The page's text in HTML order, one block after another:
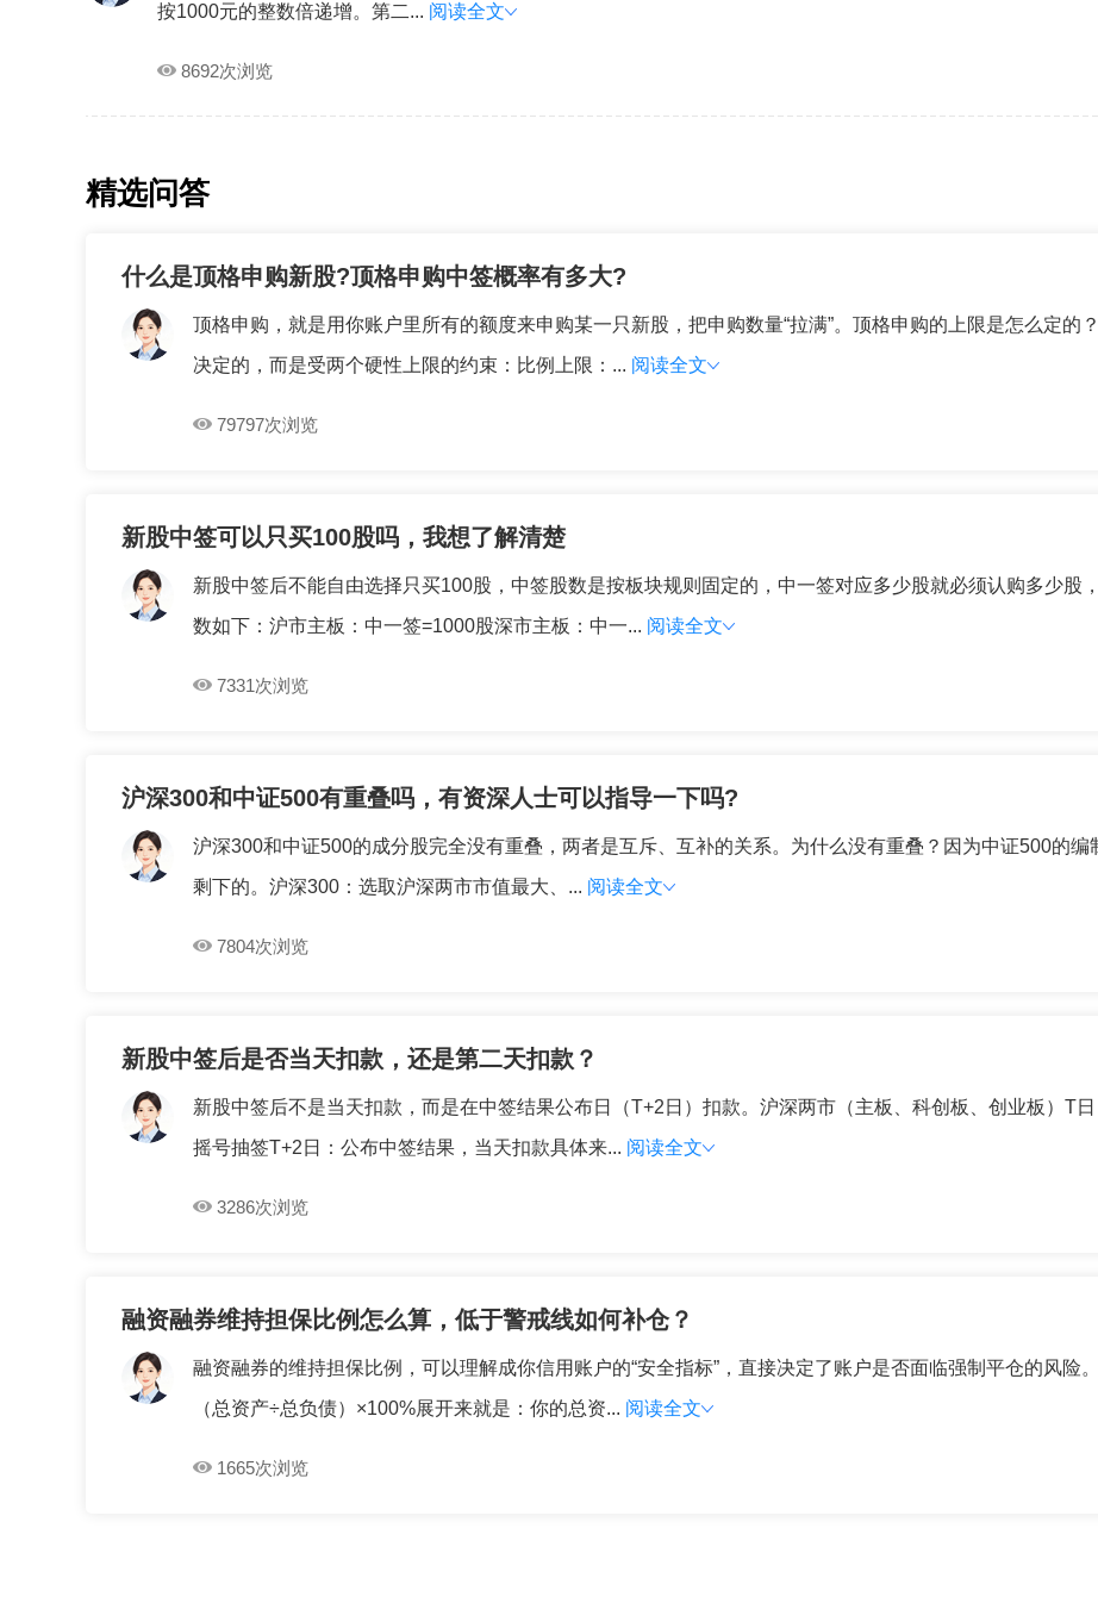
按1000元的整数倍递增。第二... 阅读全文
8692次浏览
精选问答
什么是顶格申购新股?顶格申购中签概率有多大?
顶格申购，就是用你账户里所有的额度来申购某一只新股，把申购数量“拉满”。顶格申购的上限是怎么定的
决定的，而是受两个硬性上限的约束：比例上限：... 阅读全文
79797次浏览
新股中签可以只买100股吗，我想了解清楚
新股中签后不能自由选择只买100股，中签股数是按板块规则固定的，中一签对应多少股就必须认购多少股
数如下：沪市主板：中一签=1000股深市主板：中一... 阅读全文
7331次浏览
沪深300和中证500有重叠吗，有资深人士可以指导一下吗?
沪深300和中证500的成分股完全没有重叠，两者是互斥、互补的关系。为什么没有重叠？因为中证500的
剩下的。沪深300：选取沪深两市市值最大、... 阅读全文
7804次浏览
新股中签后是否当天扣款，还是第二天扣款？
新股中签后不是当天扣款，而是在中签结果公布日（T+2日）扣款。沪深两市（主板、科创板、创业板）T
摇号抽签T+2日：公布中签结果，当天扣款具体来... 阅读全文
3286次浏览
融资融券维持担保比例怎么算，低于警戒线如何补仓？
融资融券的维持担保比例，可以理解成你信用账户的“安全指标”，直接决定了账户是否面临强制平仓的风险
（总资产÷总负债）×100%展开来就是：你的总资... 阅读全文
1665次浏览